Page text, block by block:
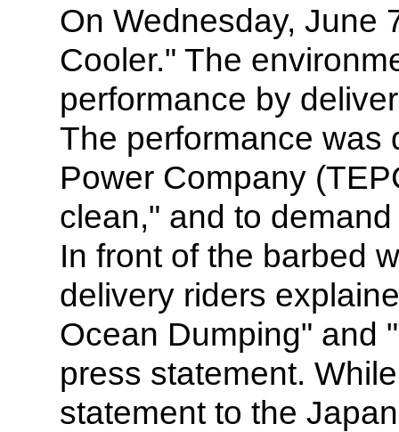
On Wednesday, June
Cooler." The
performance by
The performance was
Power Company
clean," and to
In front of the barbed
delivery riders
Ocean Dumping" and
press statement.
statement to the